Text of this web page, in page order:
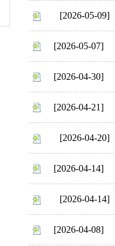
[2026-05-09]
[2026-05-07]
[2026-04-30]
[2026-04-21]
[2026-04-20]
[2026-04-14]
[2026-04-14]
[2026-04-08]